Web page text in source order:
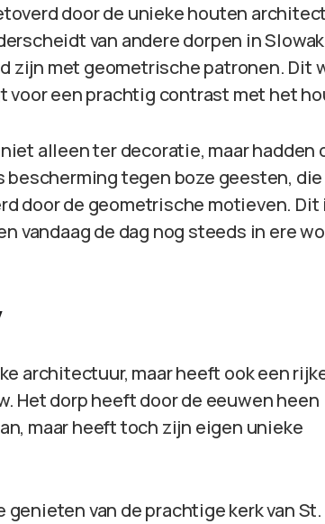
door de unieke houten
van andere dorpen in
zijn met geometrische patronen. Dit
voor een prachtig contrast met het
alleen ter decoratie, maar hadden
tegen boze geesten, die
door de geometrische motieven. Dit
vandaag de dag nog steeds in ere
architectuur, maar heeft ook een
Het dorp heeft door de eeuwen heen
maar heeft toch zijn eigen unieke
van de prachtige kerk van St.